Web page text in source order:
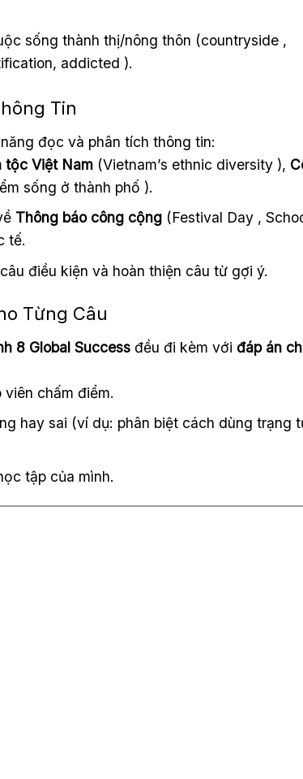
sống thành thị/nông thôn (countryside ,
addicted ).
Tin
đọc và phân tích thông tin:
tộc Việt Nam(Vietnam’s ethnic diversity ),
sống ở thành phố ).
Thông báo công cộng(Festival Day ,
tế.
điều kiện và hoàn thiện câu từ gợi ý.
Từng Câu
8 Global Success đều đi kèm với đáp án
chấm điểm.
hay sai (ví dụ: phân biệt cách dùng trạng
tập của mình.